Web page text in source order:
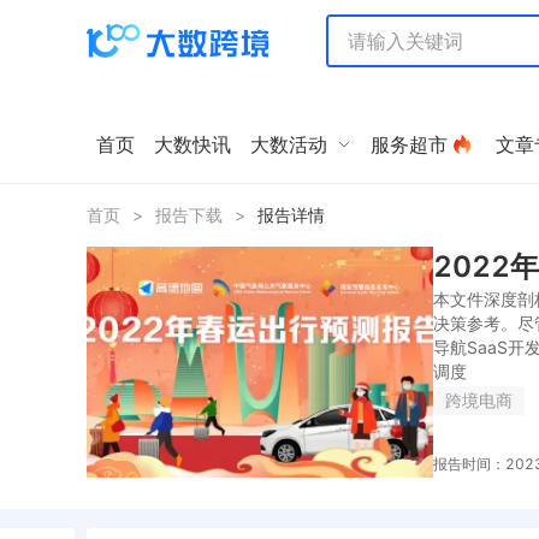
首页 大数快讯 大数活动 服务超市 文章
首页 > 报告下载 > 报告详情
2022
本文件深度
决策参考。
导航SaaS开
调度
跨境电商
报告时间：